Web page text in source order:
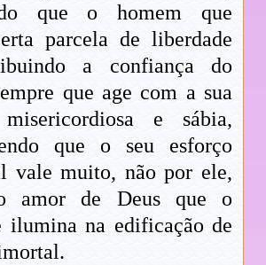
que o homem que
parcela de liberdade
a confiança do
que age com a sua
e sábia,
que o seu esforço
vale muito, não por ele,
amor de Deus que o
ilumina na edificação de